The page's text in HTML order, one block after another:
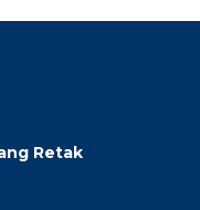
Retak